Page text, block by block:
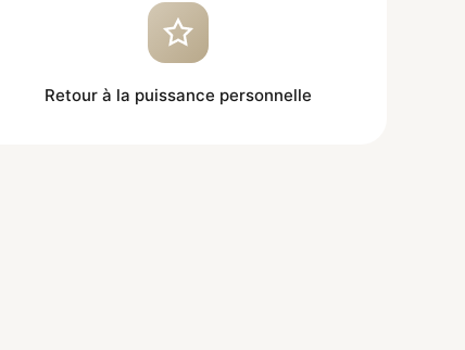
Retour à la puissance personnelle